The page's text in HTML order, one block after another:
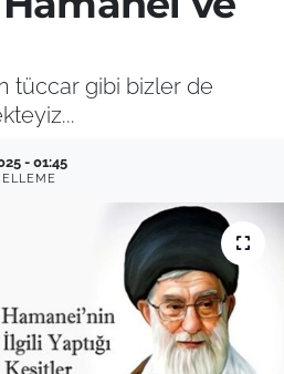
tüccar gibi bizler de
- 01:45